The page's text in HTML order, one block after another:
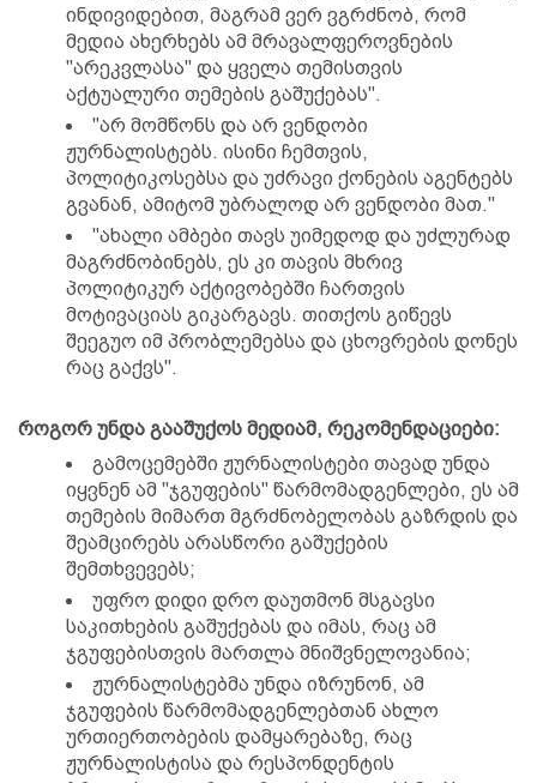
ინდივიდებით, მაგრამ ვერ ვგრძნობ, რომ
მედია ახერხებს ამ მრავალფეროვნების
"არეკვლასა" და ყველა თემისთვის
აქტუალური თემების გაშუქებას".
"არ მომწონს და არ ვენდობი
ჟურნალისტებს. ისინი ჩემთვის,
პოლიტიკოსებსა და უძრავი ქონების აგენტებს
გვანან, ამიტომ უბრალოდ არ ვენდობი მათ."
"ახალი ამბები თავს უიმედოდ და უძლურად
მაგრძნობინებს, ეს კი თავის მხრივ
პოლიტიკურ აქტივობებში ჩართვის
მოტივაციას გიკარგავს. თითქოს გიწევს
შეეგუო იმ პრობლემებსა და ცხოვრების დონეს
რაც გაქვს".
როგორ უნდა გააშუქოს მედიამ, რეკომენდაციები:
გამოცემებში ჟურნალისტები თავად უნდა
იყვნენ ამ "ჯგუფების" წარმომადგენლები, ეს ამ
თემების მიმართ მგრძნობელობას გაზრდის და
შეამცირებს არასწორი გაშუქების
შემთხვევებს;
უფრო დიდი დრო დაუთმონ მსგავსი
საკითხების გაშუქებას და იმას, რაც ამ
ჯგუფებისთვის მართლა მნიშვნელოვანია;
ჟურნალისტებმა უნდა იზრუნონ, ამ
ჯგუფების წარმომადგენლებთან ახლო
ურთიერთობების დამყარებაზე, რაც
ჟურნალისტისა და რესპონდენტის